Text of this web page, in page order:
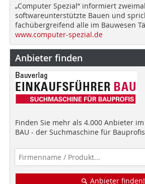
„Computer Spezial“ informiert
softwareunterstützte Bauen und
fachübergreifend alle im Bauwesen
www.computer-spezial.de
Anbieter finden
Finden Sie mehr als 4.000 Anbieter im
BAU - der Suchmaschine für
Anbieter finden!